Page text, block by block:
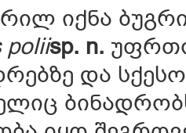
იქნა
poliisp. n.
და